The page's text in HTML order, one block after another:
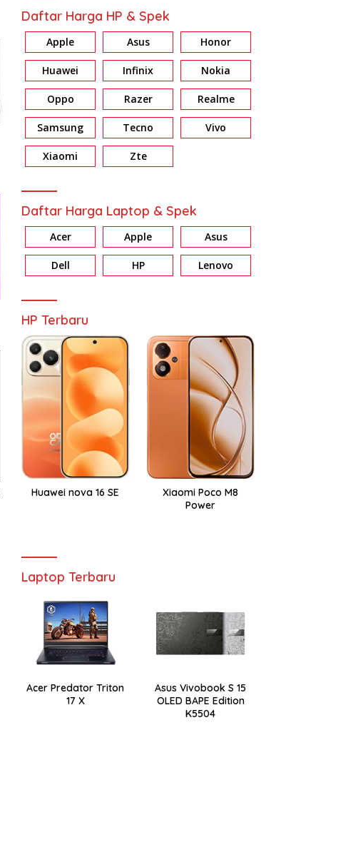
Review HONOR X7d: Baterai &
Memori Jumbo, Harga Masuk
Review Galaxy A37 5G:
Daftar Harga HP & Spek
Apple Asus Honor
Huawei Infinix Nokia
Oppo Razer Realme
Samsung Tecno Vivo
Xiaomi Zte
Daftar Harga Laptop & Spek
Acer Apple Asus
Dell HP Lenovo
HP Terbaru
Huawei nova 16 SE
Xiaomi Poco M8
Power
Laptop Terbaru
Acer Predator Triton
17 X
Asus Vivobook S 15
OLED BAPE Edition
K5504